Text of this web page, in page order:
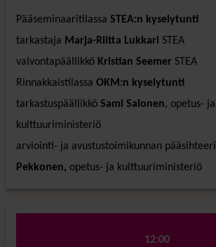
Pääseminaaritilassa STEA:n kyselytunti
tarkastaja Marja-Riitta Lukkari STEA
valvontapäällikkö Kristian Seemer STEA
Rinnakkaistilassa OKM:n kyselytunti
tarkastuspäällikkö Sami Salonen, opetus- ja
kulttuuriministeriö
arviointi- ja avustustoimikunnan pääsihteeri
Pekkonen, opetus- ja kulttuuriministeriö
12:00